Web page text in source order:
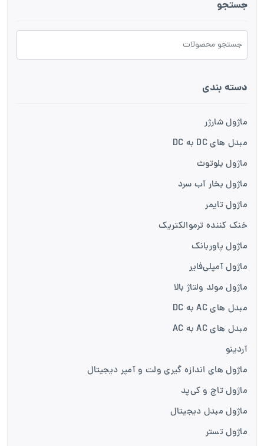
جستجو
دسته بندی
ماژول شارژر
مبدل های DC به DC
ماژول بلوتوث
ماژول بخار آب سرد
ماژول تایمر
خنک کننده ترموالکتریک
ماژول پاوربانک
ماژول آمپلی‌فایر
ماژول مولد ولتاژ بالا
مبدل های AC به DC
مبدل های AC به AC
آردینو
ماژول های اندازه گیری ولت و آمپر دیجیتال
ماژول تاچ و کی‌پد
ماژول مبدل دیجیتال
ماژول تستر